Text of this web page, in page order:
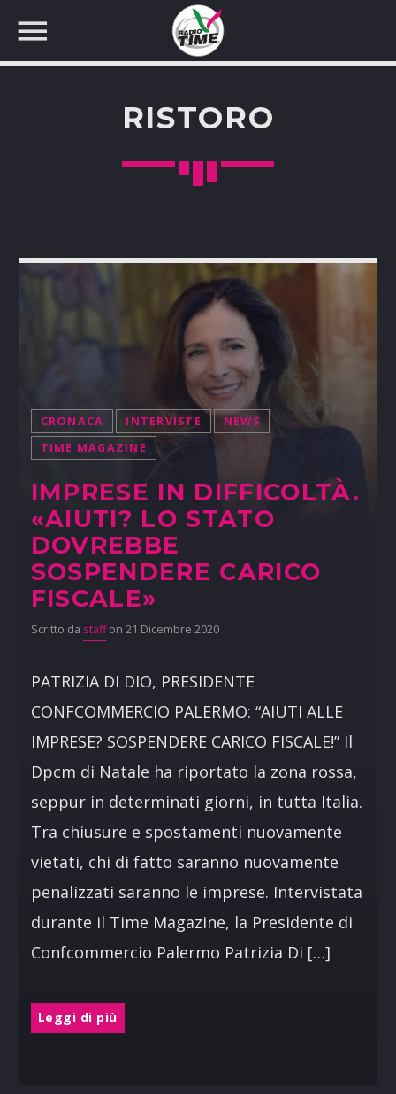
RISTORO
CRONACA INTERVISTE
NEWS
TIME MAGAZINE
IMPRESE IN DIFFICOLTÀ.
«AIUTI? LO STATO
DOVREBBE
SOSPENDERE CARICO
FISCALE»
Scritto da staffon 21 Dicembre 2020
PATRIZIA DI DIO, PRESIDENTE
CONFCOMMERCIO PALERMO: “AIUTI ALLE
IMPRESE? SOSPENDERE CARICO FISCALE!” Il
Dpcm di Natale ha riportato la zona rossa,
seppur in determinati giorni, in tutta Italia.
Tra chiusure e spostamenti nuovamente
vietati, chi di fatto saranno nuovamente
penalizzati saranno le imprese. Intervistata
durante il Time Magazine, la Presidente di
Confcommercio Palermo Patrizia Di […]
Leggi di più